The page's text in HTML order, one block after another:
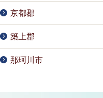
京都郡
築上郡
那珂川市